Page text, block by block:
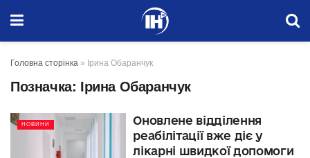
Головна сторінка » Ірина Обаранчук
Позначка: Ірина Обаранчук
НОВИНИ
Оновлене відділення
реабілітації вже діє у
лікарні швидкої допомоги